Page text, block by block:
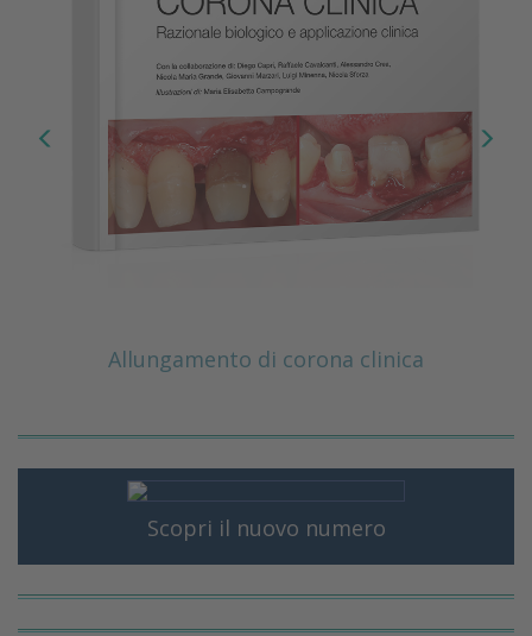
Allungamento di corona clinica
Scopri il nuovo numero